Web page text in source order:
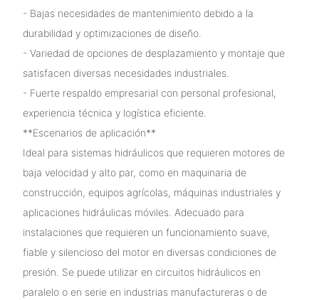
- Bajas necesidades de mantenimiento debido a la
durabilidad y optimizaciones de diseño.
- Variedad de opciones de desplazamiento y montaje que
satisfacen diversas necesidades industriales.
- Fuerte respaldo empresarial con personal profesional,
experiencia técnica y logística eficiente.
**Escenarios de aplicación**
Ideal para sistemas hidráulicos que requieren motores de
baja velocidad y alto par, como en maquinaria de
construcción, equipos agrícolas, máquinas industriales y
aplicaciones hidráulicas móviles. Adecuado para
instalaciones que requieren un funcionamiento suave,
fiable y silencioso del motor en diversas condiciones de
presión. Se puede utilizar en circuitos hidráulicos en
paralelo o en serie en industrias manufactureras o de